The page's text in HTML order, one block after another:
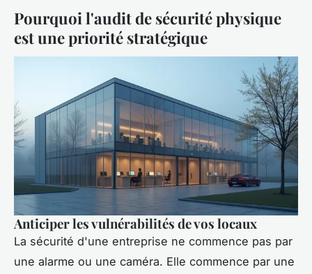
Pourquoi l'audit de sécurité physique
est une priorité stratégique
Anticiper les vulnérabilités de vos locaux
La sécurité d'une entreprise ne commence pas par
une alarme ou une caméra. Elle commence par une